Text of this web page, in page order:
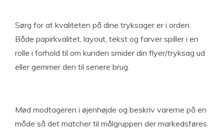
Sørg for at kvaliteten på dine tryksager er i orden.
Både papirkvalitet, layout, tekst og farver spiller i en
rolle i forhold til om kunden smider din flyer/tryksag ud
eller gemmer den til senere brug.
Mød modtageren i øjenhøjde og beskriv varerne på en
måde så det matcher til målgruppen der markedsføres